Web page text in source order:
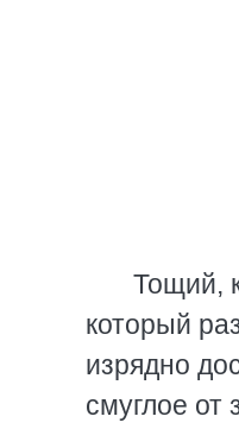
Тощий,
который
изрядно
смуглое от